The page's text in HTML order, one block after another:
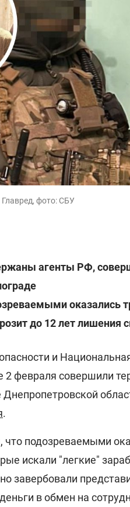
фото: СБУ
агенты РФ,
оказались
до 12 лет лишения
и
2 февраля совершили
Днепропетровской
.
что подозреваемыми
искали "легкие"
завербовали
в обмен на